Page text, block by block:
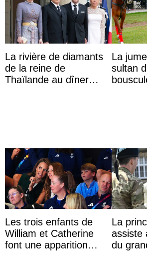
La rivière de diamants
de la reine de
Thaïlande au dîner
La
sultan
Les trois enfants de
William et Catherine
font une apparition
La
assiste
du